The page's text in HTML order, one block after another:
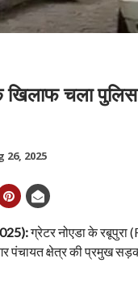
चला
26, 2025
ग्रेटर नोएडा के
पंचायत क्षेत्र की प्रमुख